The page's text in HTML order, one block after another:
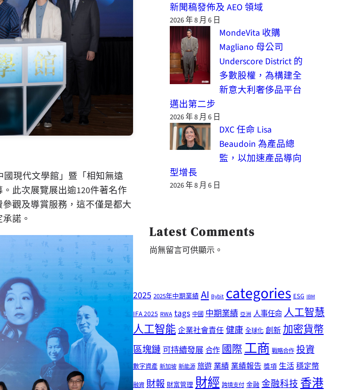
現代文學館」暨「相知無遠
此次展覽展出逾120件著名作
觀及導賞服務，這不僅是都大
諾。
新聞稿發佈及 AEO 領域
2026 年 8 月 6 日
MondeVita 收購
Magliano 母公司
Underscore District 的
多數股權，為構建全
新意大利奢侈品平台
邁出第二步
2026 年 8 月 6 日
DXC 任命 Lisa
Beaudoin 為產品總
監，以加速產品導向
型增長
2026 年 8 月 6 日
Latest Comments
尚無留言可供顯示。
2025 2025年中期業績 AI Bybit categories ESG IBM
IFA 2025 RWA tags 中國 中期業績 亞洲 人事任命人工智慧
人工智能企業社會責任健康 全球化 創新 加密貨幣
區塊鏈可持續發展合作國際工商 戰略合作 投資
數字資產 新加坡 新能源 旅遊業績業績報告 獎項 生活穩定幣
融資 財報 財富管理 財經 跨境支付 金融 金融科技香港